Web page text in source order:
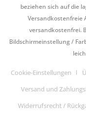
beziehen sich auf die
Versandkostenfreie
versandkostenfrei.
Bildschirmeinstellung /
Cookie-Einstellungen
Versand und
Widerrufsrecht /